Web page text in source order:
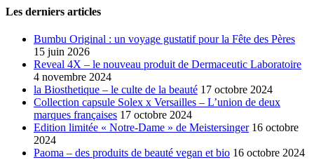
Les derniers articles
Bumbu Original : un voyage gustatif pour la Fête des Pères
15 juin 2026
Reveal 4X – le nouveau produit de Dermaceutic Laboratoire
4 novembre 2024
la Biosthetique – le culte de la beauté 17 octobre 2024
Collection capsule Solex x Versailles – L’union de deux
marques françaises 17 octobre 2024
Edition limitée « Notre-Dame » de Meistersinger 16 octobre
2024
Paoma – des produits de beauté vegan et bio 16 octobre 2024